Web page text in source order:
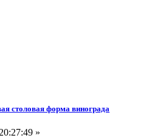
столовая форма винограда
»